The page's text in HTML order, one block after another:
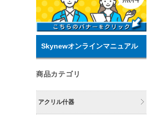
Skynewオンラインマニュアル
商品カテゴリ
アクリル什器